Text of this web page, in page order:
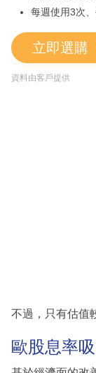
每週使用3次
立即選購
資料由客戶提供
不過，只有估值
歐股息率吸